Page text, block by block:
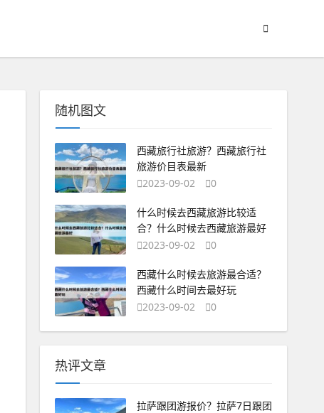
随机图文
西藏旅行社旅游？西藏旅行社
旅游价目表最新
2023-09-02
0
什么时候去西藏旅游比较适
合？什么时候去西藏旅游最好
2023-09-02
0
西藏什么时候去旅游最合适？
西藏什么时间去最好玩
2023-09-02
0
热评文章
拉萨跟团游报价？拉萨7日跟团